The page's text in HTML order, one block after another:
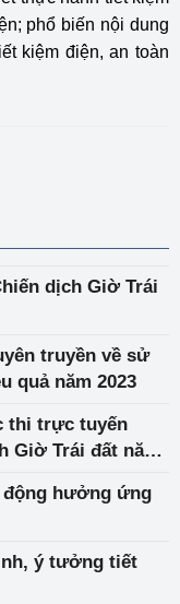
phổ biến nội dung
kiệm điện, an toàn
dịch Giờ Trái
truyền về sử
quả năm 2023
thi trực tuyến
Giờ Trái đất năm
động hưởng ứng
ý tưởng tiết